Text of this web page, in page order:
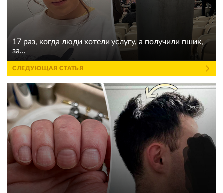
17 раз, когда люди хотели услугу, а получили пшик,
за...
СЛЕДУЮЩАЯ СТАТЬЯ